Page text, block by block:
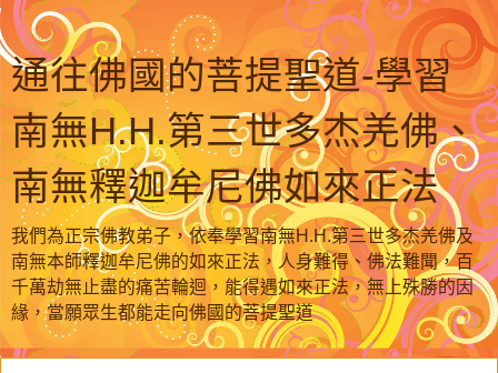
通往佛國的菩提聖道-學習
南無H.H.第三世多杰羌佛、
南無釋迦牟尼佛如來正法
我們為正宗佛教弟子，依奉學習南無H.H.第三世多杰羌佛及
南無本師釋迦牟尼佛的如來正法，人身難得、佛法難聞，百
千萬劫無止盡的痛苦輪迴，能得遇如來正法，無上殊勝的因
緣，當願眾生都能走向佛國的菩提聖道